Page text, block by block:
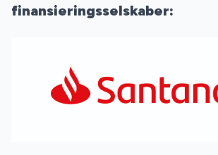
finansieringsselskaber: